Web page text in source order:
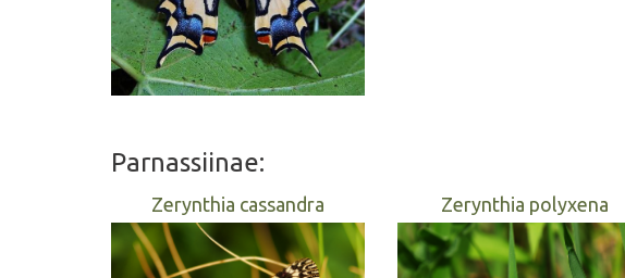
Parnassiinae:
Zerynthia cassandra Zerynthia polyxena